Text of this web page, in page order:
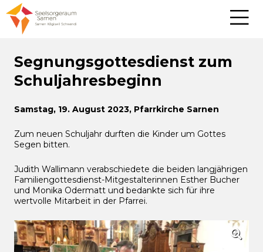
Segnungsgottesdienst zum
Schuljahresbeginn
Samstag, 19. August 2023, Pfarrkirche Sarnen
Zum neuen Schuljahr durften die Kinder um Gottes
Segen bitten.
Judith Wallimann verabschiedete die beiden langjährigen
Familiengottesdienst-Mitgestalterinnen Esther Bucher
und Monika Odermatt und bedankte sich für ihre
wertvolle Mitarbeit in der Pfarrei.